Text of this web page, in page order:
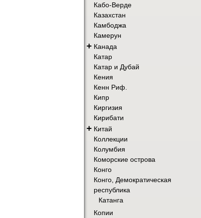
Кабо-Верде
Казахстан
Камбоджа
Камерун
+ Канада
Катар
Катар и Дубай
Кения
Кенн Риф.
Кипр
Киргизия
Кирибати
+ Китай
Коллекции
Колумбия
Коморские острова
Конго
Конго, Демократическая
республика
Катанга
Копии